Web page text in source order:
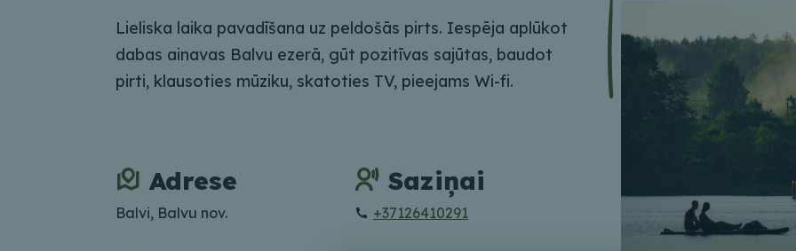
Lieliska laika pavadīšana uz peldošās pirts. Iespēja aplūkot
dabas ainavas Balvu ezerā, gūt pozitīvas sajūtas, baudot
pirti, klausoties mūziku, skatoties TV, pieejams Wi-fi.
Adrese
Balvi, Balvu nov.
Saziņai
+37126410291